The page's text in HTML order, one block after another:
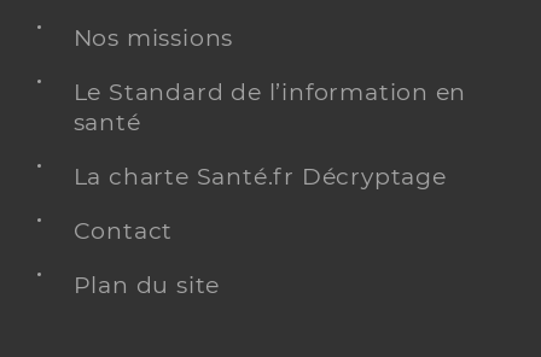
Nos missions
Le Standard de l’information en
santé
La charte Santé.fr Décryptage
Contact
Plan du site